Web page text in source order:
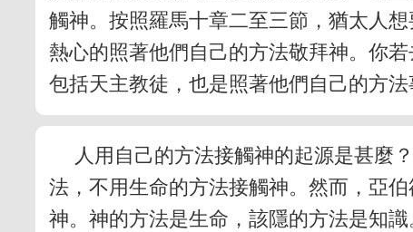
觸神。按照羅馬十章二至三節，猶太人
熱心的照著他們自己的方法敬拜神。你
包括天主教徒，也是照著他們自己的方
人用自己的方法接觸神的起源是甚麼
法，不用生命的方法接觸神。然而，亞
神。神的方法是生命，該隱的方法是知